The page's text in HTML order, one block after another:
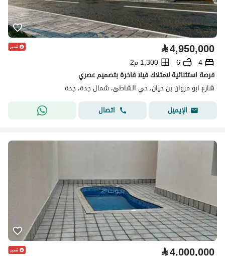
⃁4,950,000
4
6
1,300 م2
فرصة استثنائية لامتلاك فيلا فاخرة بتصميم عصري
شارع ابو مروان بن حيان، حي الشاطئ، شمال جدة، جدة
الإيميل
اتصال
⃁4,000,000